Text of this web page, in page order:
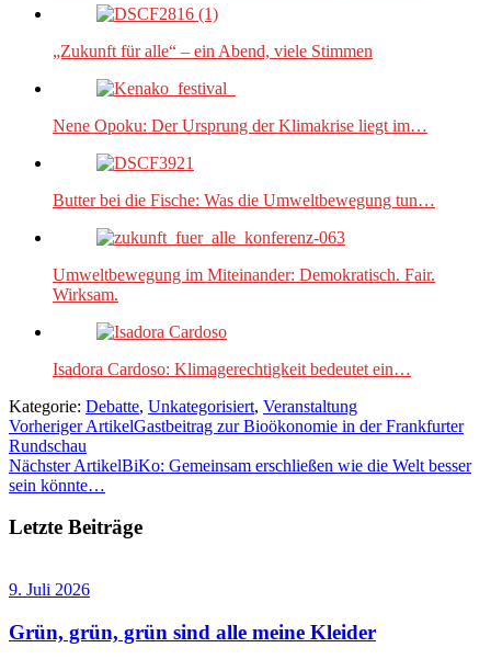
„Zukunft für alle“ – ein Abend, viele Stimmen
Nene Opoku: Der Ursprung der Klimakrise liegt im…
Butter bei die Fische: Was die Umweltbewegung tun…
Umweltbewegung im Miteinander: Demokratisch. Fair.
Wirksam.
Isadora Cardoso: Klimagerechtigkeit bedeutet ein…
Kategorie: Debatte, Unkategorisiert, Veranstaltung
Vorheriger ArtikelGastbeitrag zur Bioökonomie in der Frankfurter
Rundschau
Nächster ArtikelBiKo: Gemeinsam erschließen wie die Welt besser
sein könnte…
Letzte Beiträge
9. Juli 2026
Grün, grün, grün sind alle meine Kleider